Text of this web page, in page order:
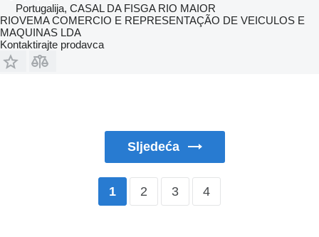
Portugalija, CASAL DA FISGA RIO MAIOR
RIOVEMA COMERCIO E REPRESENTAÇÃO DE VEICULOS E
MAQUINAS LDA
Kontaktirajte prodavca
Sljedeća
1 2 3 4